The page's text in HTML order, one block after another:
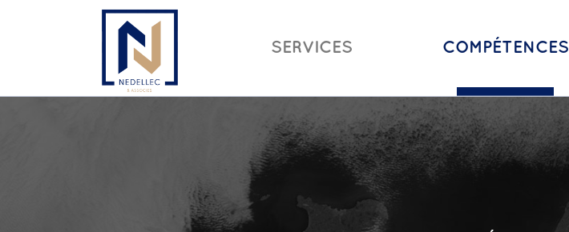
SERVICES COMPÉTENCES